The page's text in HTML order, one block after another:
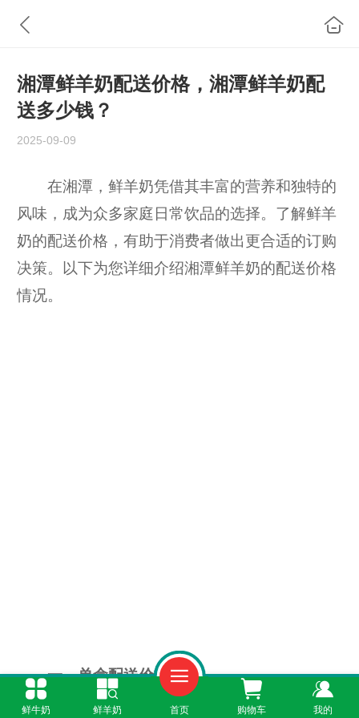
湘潭鲜羊奶配送价格，湘潭鲜羊奶配
送多少钱？
2025-09-09
在湘潭，鲜羊奶凭借其丰富的营养和独特的
风味，成为众多家庭日常饮品的选择。了解鲜羊
奶的配送价格，有助于消费者做出更合适的订购
决策。以下为您详细介绍湘潭鲜羊奶的配送价格
情况。
一、单盒配送价格
鲜牛奶 鲜羊奶 首页 购物车 我的